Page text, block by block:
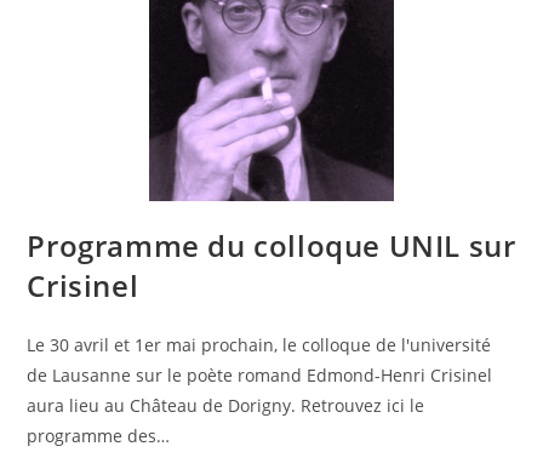
Programme du colloque UNIL sur
Crisinel
Le 30 avril et 1er mai prochain, le colloque de l'université
de Lausanne sur le poète romand Edmond-Henri Crisinel
aura lieu au Château de Dorigny. Retrouvez ici le
programme des…